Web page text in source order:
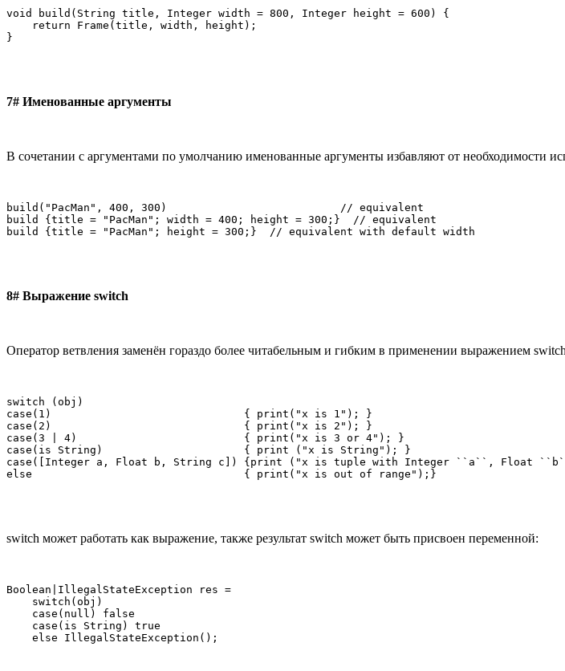
void build(String title, Integer width = 800, Integer height = 600) {
    return Frame(title, width, height);
}
7# Именованные аргументы
В сочетании с аргументами по умолчанию именованные аргументы избавляют от необходимости
build("PacMan", 400, 300)                           // equivalent
build {title = "PacMan"; width = 400; height = 300;}  // equivalent
build {title = "PacMan"; height = 300;}  // equivalent with default width
8# Выражение switch
Оператор ветвления заменён гораздо более читабельным и гибким в применении выражением
switch (obj)
case(1)                              { print("x is 1"); }
case(2)                              { print("x is 2"); }
case(3 | 4)                          { print("x is 3 or 4"); }
case(is String)                      { print ("x is String"); }
case([Integer a, Float b, String c]) {print ("x is tuple with Integer ``a``, Float
else                                 { print("x is out of range");}
switch может работать как выражение, также результат switch может быть присвоен переменной:
Boolean|IllegalStateException res =
    switch(obj)
    case(null) false
    case(is String) true
    else IllegalStateException();